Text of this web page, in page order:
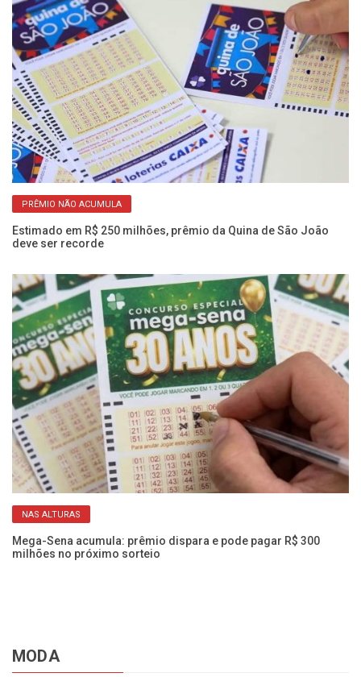
PRÊMIO NÃO ACUMULA
Estimado em R$ 250 milhões, prêmio da Quina de São João
deve ser recorde
NAS ALTURAS
Mega-Sena acumula: prêmio dispara e pode pagar R$ 300
milhões no próximo sorteio
MODA